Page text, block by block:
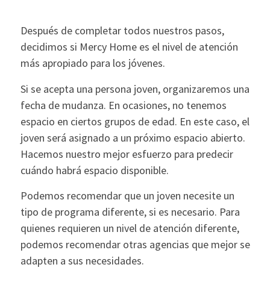
Después de completar todos nuestros pasos,
decidimos si Mercy Home es el nivel de atención
más apropiado para los jóvenes.
Si se acepta una persona joven, organizaremos una
fecha de mudanza. En ocasiones, no tenemos
espacio en ciertos grupos de edad. En este caso, el
joven será asignado a un próximo espacio abierto.
Hacemos nuestro mejor esfuerzo para predecir
cuándo habrá espacio disponible.
Podemos recomendar que un joven necesite un
tipo de programa diferente, si es necesario. Para
quienes requieren un nivel de atención diferente,
podemos recomendar otras agencias que mejor se
adapten a sus necesidades.